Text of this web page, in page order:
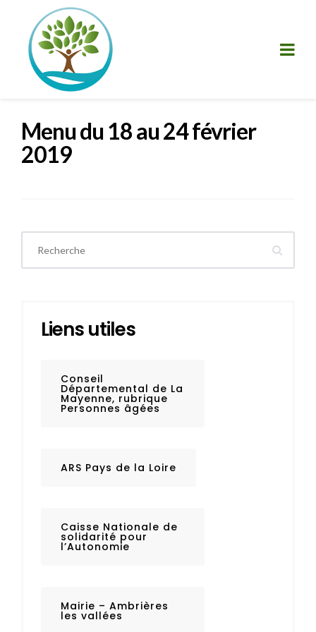
Menu du 18 au 24 février
2019
Liens utiles
Conseil
Départemental de La
Mayenne, rubrique
Personnes âgées
ARS Pays de la Loire
Caisse Nationale de
solidarité pour
l’Autonomie
Mairie – Ambrières
les vallées